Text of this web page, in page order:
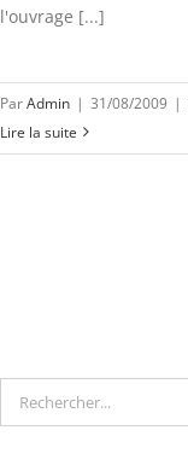
l'ouvrage [...]
ParAdmin | 31/08/2009 |
Lire la suite
Rechercher